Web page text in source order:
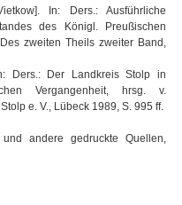
In: Ders.: Ausführliche
des Königl. Preußischen
zweiten Theils zweiter Band,
Ders.: Der Landkreis Stolp in
Vergangenheit, hrsg. v.
e. V., Lübeck 1989, S. 995 ff.
andere gedruckte Quellen,